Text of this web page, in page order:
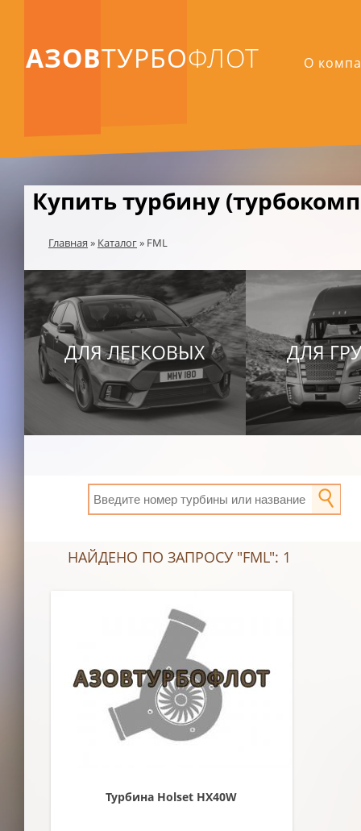
АЗОВТУРБОФЛОТ О
Купить турбину
Главная » Каталог» FML
ДЛЯ ЛЕГКОВЫХ ДЛЯ
НАЙДЕНО ПО ЗАПРОСУ "FML": 1
Турбина Holset HX40W